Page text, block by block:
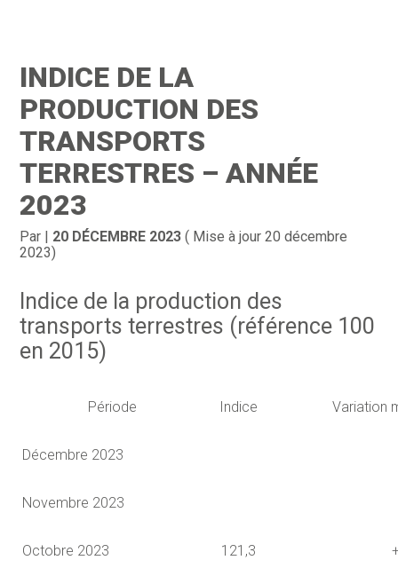
Gestion au quotidien
Pilotage d’entreprise
Entreprise en difficultés
Compta
Juridique
Documents
Dématérialisation / collecte
INDICE DE LA
PRODUCTION DES
TRANSPORTS
TERRESTRES – ANNÉE
2023
Par | 20 DÉCEMBRE 2023 ( Mise à jour 20 décembre
2023)
Indice de la production des
transports terrestres (référence 100
en 2015)
Période Indice Variation
Décembre 2023
Novembre 2023
Octobre 2023 121,3